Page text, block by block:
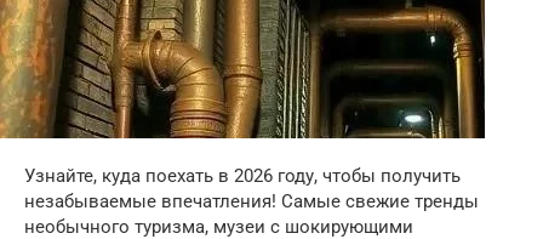
Узнайте, куда поехать в 2026 году, чтобы получить
незабываемые впечатления! Самые свежие тренды
необычного туризма, музеи с шокирующими